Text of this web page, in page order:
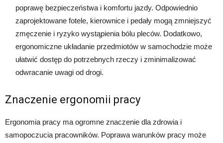
poprawę bezpieczeństwa i komfortu jazdy. Odpowiednio
zaprojektowane fotele, kierownice i pedały mogą zmniejszyć
zmęczenie i ryzyko wystąpienia bólu pleców. Dodatkowo,
ergonomiczne układanie przedmiotów w samochodzie może
ułatwić dostęp do potrzebnych rzeczy i zminimalizować
odwracanie uwagi od drogi.
Znaczenie ergonomii pracy
Ergonomia pracy ma ogromne znaczenie dla zdrowia i
samopoczucia pracowników. Poprawa warunków pracy może